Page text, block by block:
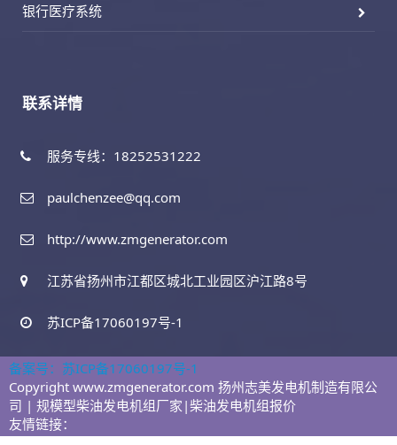
银行医疗系统
联系详情
服务专线：18252531222
paulchenzee@qq.com
http://www.zmgenerator.com
江苏省扬州市江都区城北工业园区沪江路8号
苏ICP备17060197号-1
备案号：苏ICP备17060197号-1
Copyright www.zmgenerator.com 扬州志美发电机制造有限公
司 | 规模型柴油发电机组厂家|柴油发电机组报价
友情链接：